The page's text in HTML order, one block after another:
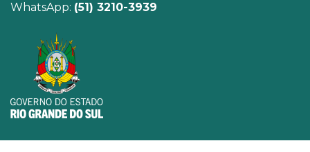
WhatsApp: (51) 3210-3939